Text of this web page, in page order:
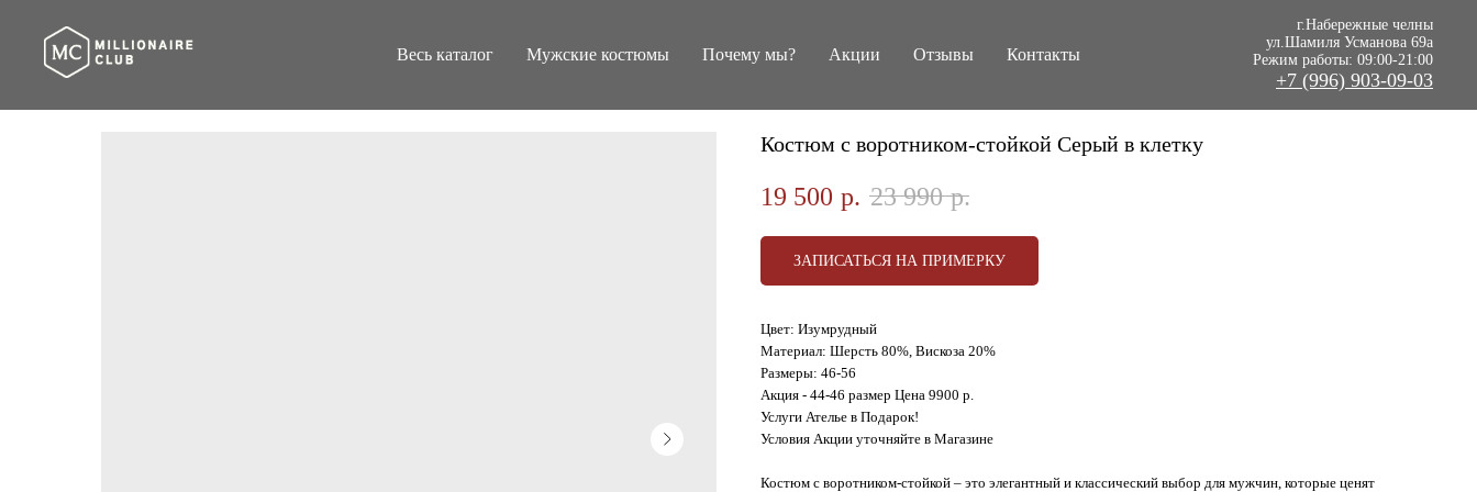
Весь каталог Мужские костюмы Почему мы? Акции Отзывы Контакты
г.Набережные челны
ул.Шамиля Усманова 69а
Режим работы: 09:00-21:00
+7 (996) 903-09-03
Костюм с воротником-стойкой Серый в клетку
19 500 р. 23 990 р.
ЗАПИСАТЬСЯ НА ПРИМЕРКУ
Цвет: Изумрудный
Материал: Шерсть 80%, Вискоза 20%
Размеры: 46-56
Акция - 44-46 размер Цена 9900 р.
Услуги Ателье в Подарок!
Условия Акции уточняйте в Магазине
Костюм с воротником-стойкой – это элегантный и классический выбор для мужчин, которые ценят